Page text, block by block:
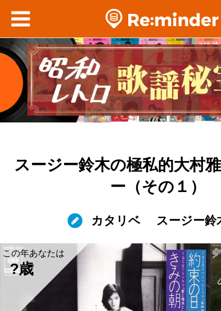
スージー鈴木の極私的大村
ー（その１）
カタリベ スージー鈴
この年あなたは
?歳